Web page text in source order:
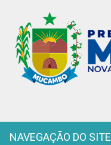
NAVEGAÇÃO DO SITE